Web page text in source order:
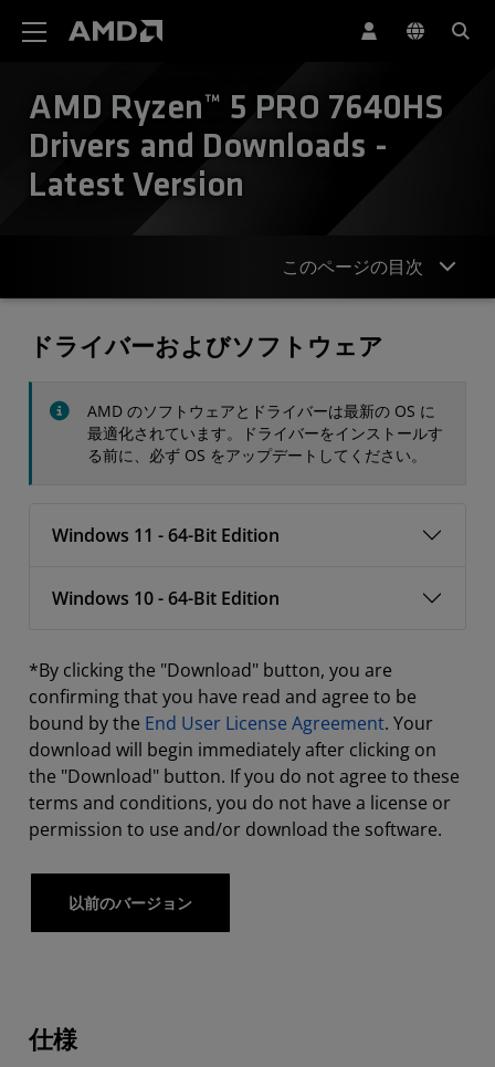
AMD Ryzen™ 5 PRO 7640HS
Drivers and Downloads -
Latest Version
このページの目次
ドライバー
お問合せ
ドライバーおよびソフトウェア
AMD のソフトウェアとドライバーは最新の OS に
最適化されています。ドライバーをインストールす
る前に、必ず OS をアップデートしてください。
Windows 11 - 64-Bit Edition
Windows 10 - 64-Bit Edition
*By clicking the "Download" button, you are
confirming that you have read and agree to be
bound by the End User License Agreement. Your
download will begin immediately after clicking on
the "Download" button. If you do not agree to these
terms and conditions, you do not have a license or
permission to use and/or download the software.
以前のバージョン
仕様